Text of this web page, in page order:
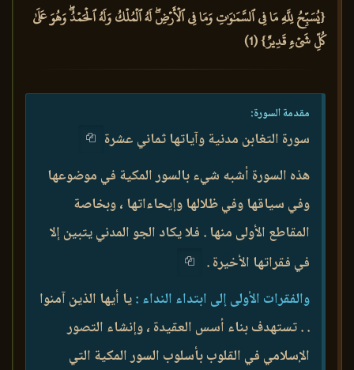
{يُسَبِّحُ لِلَّهِ مَا فِي ٱلسَّمَٰوَٰتِ وَمَا فِي ٱلۡأَرۡضِۖ لَهُ ٱلۡمُلۡكُ وَلَهُ ٱلۡحَمۡدُۖ وَهُوَ عَلَىٰ
كُلِّ شَيۡءٖ قَدِيرٌ} (1)
مقدمة السورة:
سورة التغابن مدنية وآياتها ثماني عشرة
هذه السورة أشبه شيء بالسور المكية في موضوعها
وفي سياقها وفي ظلالها وإيحاءاتها ، وبخاصة
المقاطع الأولى منها . فلا يكاد الجو المدني يتبين إلا
في فقراتها الأخيرة .
والفقرات الأولى إلى ابتداء النداء :يا أيها الذين آمنوا
. . تستهدف بناء أسس العقيدة ، وإنشاء التصور
الإسلامي في القلوب بأسلوب السور المكية التي